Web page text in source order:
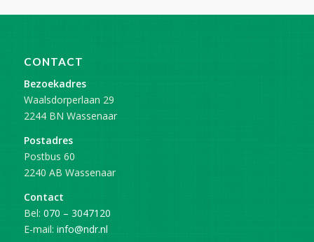
CONTACT
Bezoekadres
Waalsdorperlaan 29
2244 BN Wassenaar
Postadres
Postbus 60
2240 AB Wassenaar
Contact
Bel: 070 – 3047120
E-mail: info@ndr.nl